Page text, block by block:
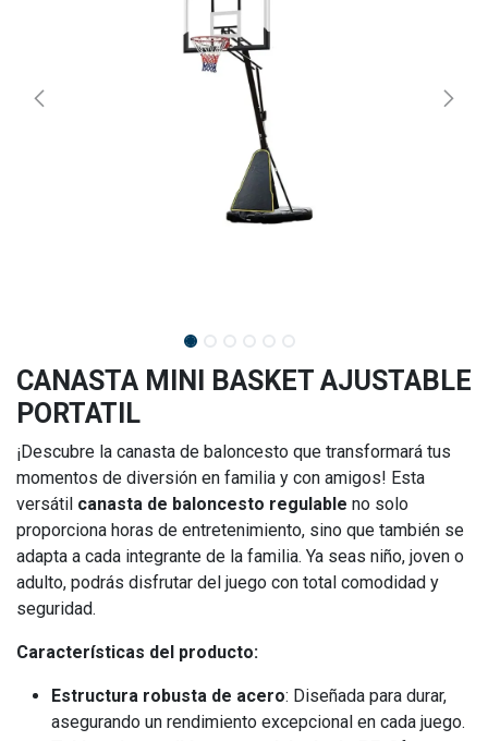
CANASTA MINI BASKET AJUSTABLE
PORTATIL
¡Descubre la canasta de baloncesto que transformará tus
momentos de diversión en familia y con amigos! Esta
versátil canasta de baloncesto regulable no solo
proporciona horas de entretenimiento, sino que también se
adapta a cada integrante de la familia. Ya seas niño, joven o
adulto, podrás disfrutar del juego con total comodidad y
seguridad.
Características del producto:
Estructura robusta de acero: Diseñada para durar,
asegurando un rendimiento excepcional en cada juego.